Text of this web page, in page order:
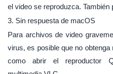
el video se reproduzca. También
3. Sin respuesta de macOS
Para archivos de video
virus, es posible que no
como abrir el reproductor